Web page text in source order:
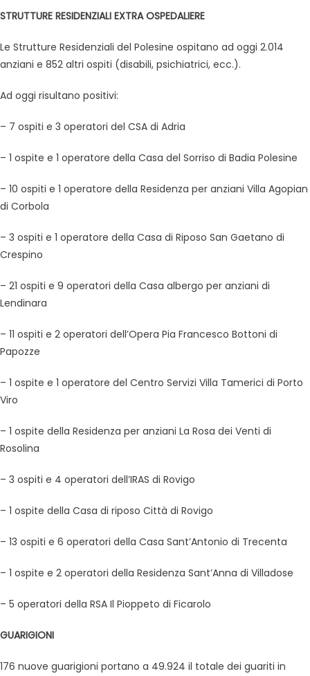
STRUTTURE RESIDENZIALI EXTRA OSPEDALIERE
Le Strutture Residenziali del Polesine ospitano ad oggi 2.014
anziani e 852 altri ospiti (disabili, psichiatrici, ecc.).
Ad oggi risultano positivi:
– 7 ospiti e 3 operatori del CSA di Adria
– 1 ospite e 1 operatore della Casa del Sorriso di Badia Polesine
– 10 ospiti e 1 operatore della Residenza per anziani Villa Agopian
di Corbola
– 3 ospiti e 1 operatore della Casa di Riposo San Gaetano di
Crespino
– 21 ospiti e 9 operatori della Casa albergo per anziani di
Lendinara
– 11 ospiti e 2 operatori dell’Opera Pia Francesco Bottoni di
Papozze
– 1 ospite e 1 operatore del Centro Servizi Villa Tamerici di Porto
Viro
– 1 ospite della Residenza per anziani La Rosa dei Venti di
Rosolina
– 3 ospiti e 4 operatori dell’IRAS di Rovigo
– 1 ospite della Casa di riposo Città di Rovigo
– 13 ospiti e 6 operatori della Casa Sant’Antonio di Trecenta
– 1 ospite e 2 operatori della Residenza Sant’Anna di Villadose
– 5 operatori della RSA Il Pioppeto di Ficarolo
GUARIGIONI
176 nuove guarigioni portano a 49.924 il totale dei guariti in